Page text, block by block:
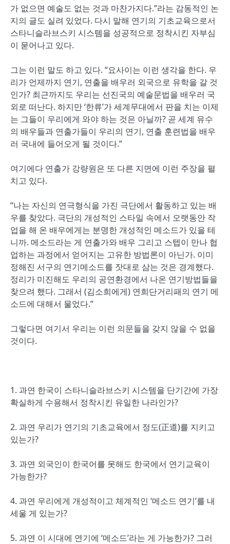
가 없으면 예술도 없는 것과 마찬가지다.”라는 감동적인 논
지의 글도 실려 있었다. 다시 말해 연기의 기초교육으로서
스타니슬라브스키 시스템을 성공적으로 정착시킨 자부심
이 묻어나고 있다.
그는 이런 말도 하고 있다. “요사이는 이런 생각을 한다. 우
리가 언제까지 연기, 연출을 배우러 외국으로 유학을 갈 것
인가? 최근까지도 우리는 선진국의 예술문법을 배우러 국
외로 떠난다. 하지만 ‘한류’가 세계무대에서 판을 치는 이제
는 그들이 우리에게 와야 하는 것은 아닐까? 곧 세계 유수
의 배우들과 연출가들이 우리의 연기, 연출 훈련법을 배우
러 국내에 들어오게 될 것이다.”
여기에다 연출가 강량원은 또 다른 지면에 이런 주장을 펼
치고 있다.
“나는 자신의 연극형식을 가진 극단에서 활동하고 있는 배
우를 찾았다. 극단의 개성적인 스타일 속에서 오랫동안 작
업을 해 온 배우에게는 분명한 개성적인 메소드가 있을 테
니까. 메소드라는 게 연출가와 배우 그리고 스텝이 만나 협
업하는 과정에서 얻어지는 고유한 방법론이 아닌가. 이미
정해진 서구의 연기메소드를 잣대로 삼는 것은 경계했다.
정리가 미진해도 우리의 공연환경에서 나온 연기방법들을
찾으려 했다. 그래서 (김소희에게) 연희단거리패의 연기 메
소드에 대해서 물었다.”
그렇다면 여기서 우리는 이런 의문들을 갖지 않을 수 없을
것이다.
1. 과연 한국이 스타니슬라브스키 시스템을 단기간에 가장
확실하게 수용해서 정착시킨 유일한 나라인가?
2. 과연 우리가 연기의 기초교육에서 정도(正道)를 지키고
있는가?
3. 과연 외국인이 한국어를 못해도 한국에서 연기교육이
가능한가?
4. 과연 우리에게 개성적이고 체계적인 ‘메소드 연기’를 내
세울 게 있는가?
5. 과연 이 시대에 연기에 ‘메소드’라는 게 가능한가? 그러